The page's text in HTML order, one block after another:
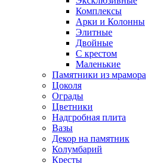
Комплексы
Арки и Колонны
Элитные
Двойные
С крестом
Маленькие
Памятники из мрамора
Цоколя
Ограды
Цветники
Надгробная плита
Вазы
Декор на памятник
Колумбарий
Кресты